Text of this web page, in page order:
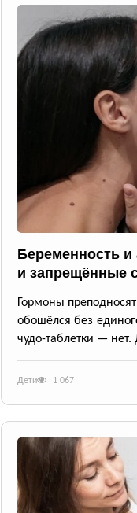
Беременность и
и запрещённые
Гормоны
обошёлся без
чудо-таблетки —
Дети 1 067